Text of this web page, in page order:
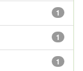
1
1
1